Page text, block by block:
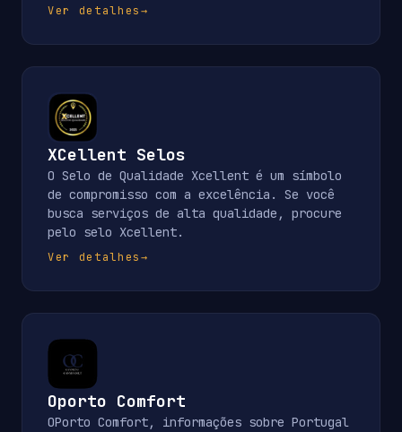
Ver detalhes→
XCellent Selos
O Selo de Qualidade Xcellent é um símbolo
de compromisso com a excelência. Se você
busca serviços de alta qualidade, procure
pelo selo Xcellent.
Ver detalhes→
Oporto Comfort
OPorto Comfort, informações sobre Portugal